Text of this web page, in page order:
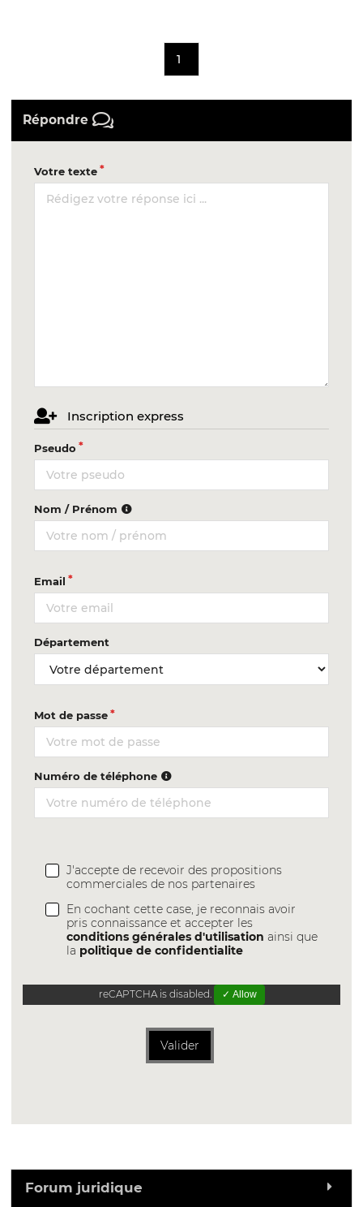
1
Répondre
Votre texte
Inscription express
Pseudo
Nom / Prénom
Email
Département
Mot de passe
Numéro de téléphone
J'accepte de recevoir des propositions
commerciales de nos partenaires
En cochant cette case, je reconnais avoir
pris connaissance et accepter les
conditions générales d'utilisation ainsi que
la politique de confidentialite
reCAPTCHA is disabled. ✓ Allow
Valider
Forum juridique